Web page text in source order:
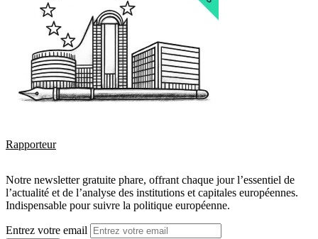
Rapporteur
Notre newsletter gratuite phare, offrant chaque jour l’essentiel de
l’actualité et de l’analyse des institutions et capitales européennes.
Indispensable pour suivre la politique européenne.
Entrez votre email